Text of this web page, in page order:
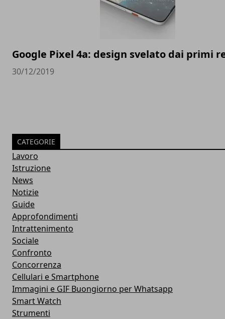
Google Pixel 4a: design svelato dai primi
30/12/2019
CATEGORIE
Lavoro
Istruzione
News
Notizie
Guide
Approfondimenti
Intrattenimento
Sociale
Confronto
Concorrenza
Cellulari e Smartphone
Immagini e GIF Buongiorno per Whatsapp
Smart Watch
Strumenti